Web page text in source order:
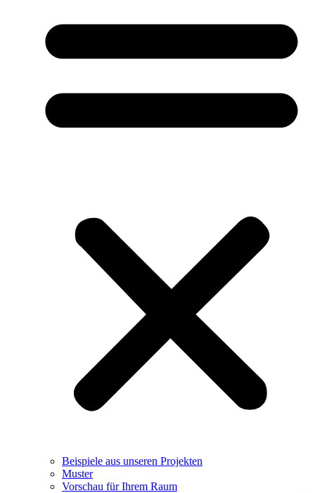
Beispiele aus unseren Projekten
Muster
Vorschau für Ihrem Raum